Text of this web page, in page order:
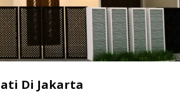
Di Jakarta